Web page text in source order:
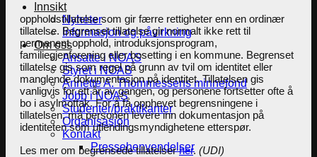
Innsikt
Nyheter
Informasjon og påvirkning
Om oss
Ansatte i NOAS
Styret i NOAS
Annette A. Thommessens minnefond
Jobb i NOAS
Studenter/praktikanter
Organisasjon
Kontakt
Pressehenvendelser
oppholdstillatelse som gir færre rettigheter enn en ordinær
tillatelse. Begrenset tillatelse gir normalt ikke rett til
permanent opphold, introduksjonsprogram,
familiegjenforening eller bosetting i en kommune. Begrenset
tillatelse gis som regel på grunn av tvil om identitet eller
manglende dokumentasjon på identitet. Tillatelsen gis
vanligvis for ett år av gangen, og personene fortsetter ofte å
bo i asylmottak. For å få opphevet begrensningene i
tillatelsen, må personen levere inn dokumentasjon på
identiteten som utlendingsmyndighetene etterspør.
Les mer om begrensede tillatelserher. (UDI)